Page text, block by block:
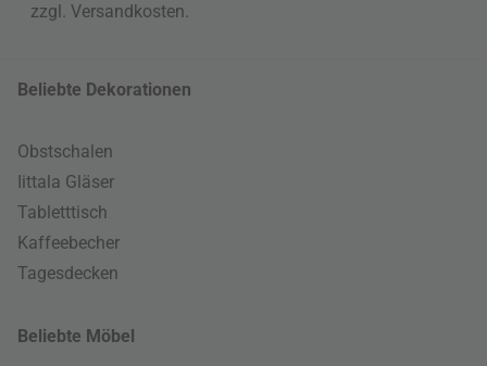
zzgl. Versandkosten.
Beliebte Dekorationen
Obstschalen
Iittala Gläser
Tabletttisch
Kaffeebecher
Tagesdecken
Beliebte Möbel